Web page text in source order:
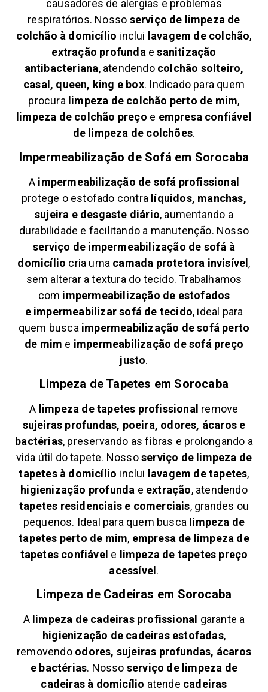
causadores de alergias e problemas
respiratórios. Nosso serviço de limpeza de
colchão à domicílio inclui lavagem de colchão,
extração profunda esanitização
antibacteriana, atendendo colchão solteiro,
casal, queen, king e box. Indicado para quem
procura limpeza de colchão perto de mim,
limpeza de colchão preço e empresa confiável
de limpeza de colchões.
Impermeabilização de Sofá em Sorocaba
A impermeabilização de sofá profissional
protege o estofado contra líquidos, manchas,
sujeira e desgaste diário, aumentando a
durabilidade e facilitando a manutenção. Nosso
serviço de impermeabilização de sofá à
domicílio cria uma camada protetora invisível,
sem alterar a textura do tecido. Trabalhamos
com impermeabilização de estofados
e impermeabilizar sofá de tecido, ideal para
quem busca impermeabilização de sofá perto
de mim e impermeabilização de sofá preço
justo.
Limpeza de Tapetes em Sorocaba
A limpeza de tapetes profissional remove
sujeiras profundas, poeira, odores, ácaros e
bactérias, preservando as fibras e prolongando a
vida útil do tapete. Nossoserviço de limpeza de
tapetes à domicílio inclui lavagem de tapetes,
higienização profunda e extração, atendendo
tapetes residenciais e comerciais, grandes ou
pequenos. Ideal para quem busca limpeza de
tapetes perto de mim, empresa de limpeza de
tapetes confiável e limpeza de tapetes preço
acessível .
Limpeza de Cadeiras em Sorocaba
A limpeza de cadeiras profissional garante a
higienização de cadeiras estofadas,
removendoodores, sujeiras profundas, ácaros
e bactérias. Nosso serviço de limpeza de
cadeiras à domicílio atende cadeiras